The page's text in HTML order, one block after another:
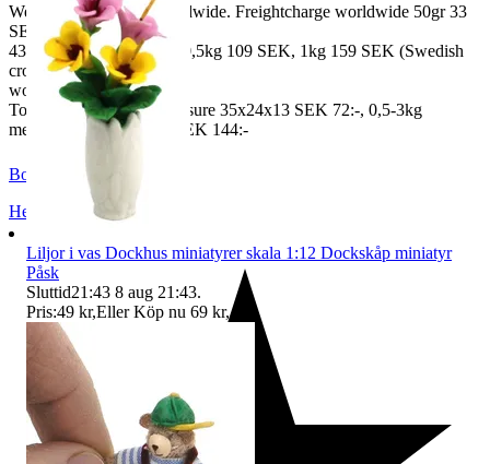
We also ship abroad worldwide. Freightcharge worldwide 50gr 33
SEK, 100 gr
43 SEK, 250gr 85 SEK, 0,5kg 109 SEK, 1kg 159 SEK (Swedish
crown
worldwide price freight)
To Denmark 0,5-3kg measure 35x24x13 SEK 72:-, 0,5-3kg
measure 40x40x140cm SEK 144:-
BoutiqueNo9
Helsingborg, Sverige
Liljor i vas Dockhus miniatyrer skala 1:12 Dockskåp miniatyr
Påsk
Sluttid21:43 8 aug 21:43.
Pris:49 kr,Eller Köp nu 69 kr,.